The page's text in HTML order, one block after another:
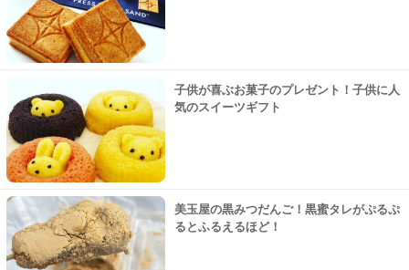
子供が喜ぶお菓子のプレゼント！子供に人
気のスイーツギフト
美玉屋の黒みつだんご！黒蜜タレがぷるぷ
るとふるえるほど！